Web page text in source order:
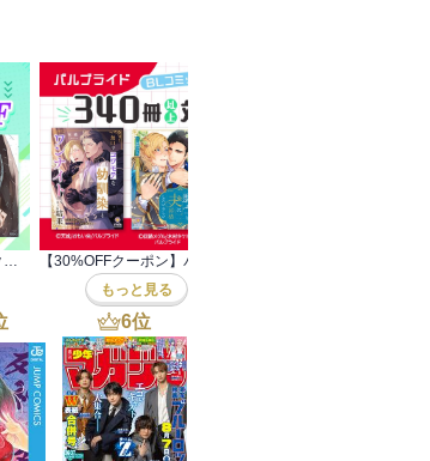
【30％OFFクーポン】竹書房 BL・TLコミック＆小説も！1800冊以上対象
もっと見る
6位